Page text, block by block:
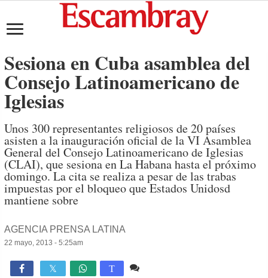
Sesiona en Cuba asamblea del
Consejo Latinoamericano de
Iglesias
Unos 300 representantes religiosos de 20 países
asisten a la inauguración oficial de la VI Asamblea
General del Consejo Latinoamericano de Iglesias
(CLAI), que sesiona en La Habana hasta el próximo
domingo. La cita se realiza a pesar de las trabas
impuestas por el bloqueo que Estados Unidosd
mantiene sobre
AGENCIA PRENSA LATINA
22 mayo, 2013 - 5:25am
 T